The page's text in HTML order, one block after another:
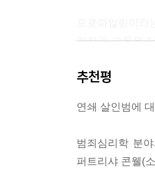
조도가 낮은 조
의자의 입장을
경찰관 교육을
비롯해 지금도
시그너처는 변
저자가 FBI에
추천평
연쇄 살인범에
범죄심리학 분
퍼트리샤 콘웰(